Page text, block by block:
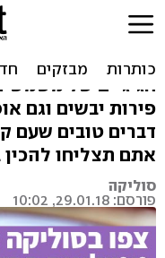
מתכונים עם
ט"ו בשבט בסגנון
חגיגיים של
פירות יבשים וגם
דברים טובים
אתם תצליחו להכין
סוליקה
פורסם: 29.01.18, 10:02